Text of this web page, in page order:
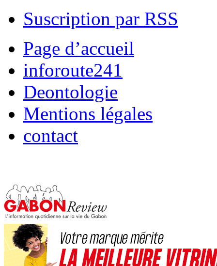
Suscription par RSS
Page d’accueil
inforoute241
Deontologie
Mentions légales
contact